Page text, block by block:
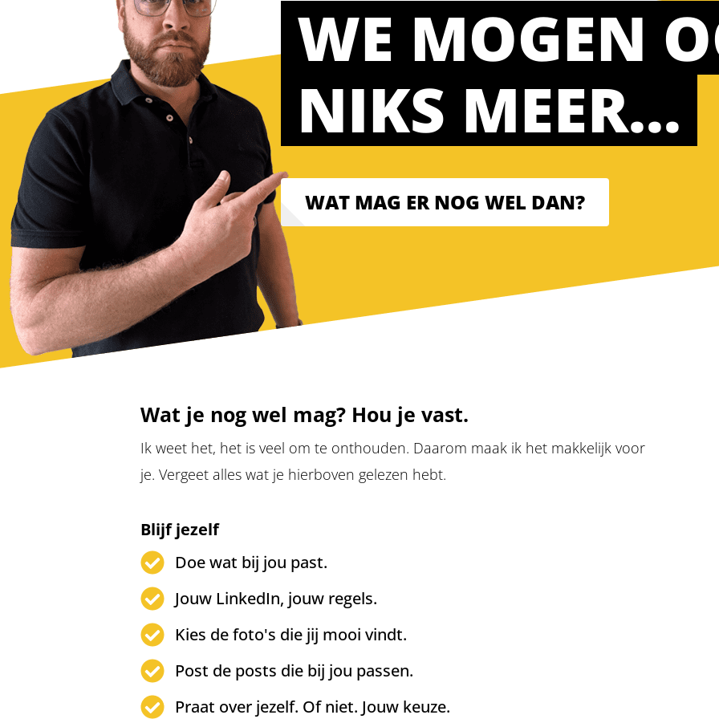
WE MOGEN
NIKS MEER…
WAT MAG ER NOG WEL DAN?
Wat je nog wel mag? Hou je vast.
Ik weet het, het is veel om te onthouden. Daarom maak ik het makkelijk voor
je. Vergeet alles wat je hierboven gelezen hebt.
Blijf jezelf
Doe wat bij jou past.
Jouw LinkedIn, jouw regels.
Kies de foto's die jij mooi vindt.
Post de posts die bij jou passen.
Praat over jezelf. Of niet. Jouw keuze.